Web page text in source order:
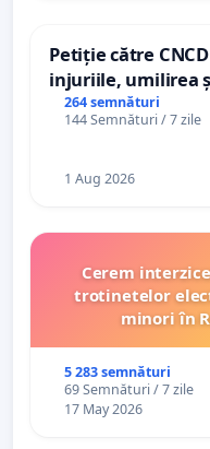
Petiție către
injuriile, umilirea
persoanelor cu
către utilizatorul
264 semnături
144 Semnături / 7 zile
1 Aug 2026
Cerem
trotinetelor
minori în
5 283 semnături
69 Semnături / 7 zile
17 May 2026